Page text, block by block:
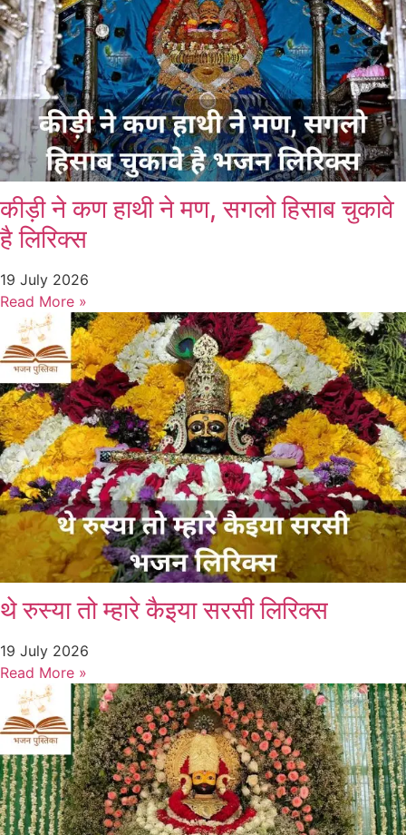
कीड़ी ने कण हाथी ने मण, सगलो हिसाब चुकावे
है लिरिक्स
19 July 2026
Read More »
थे रुस्या तो म्हारे कैइया सरसी लिरिक्स
19 July 2026
Read More »